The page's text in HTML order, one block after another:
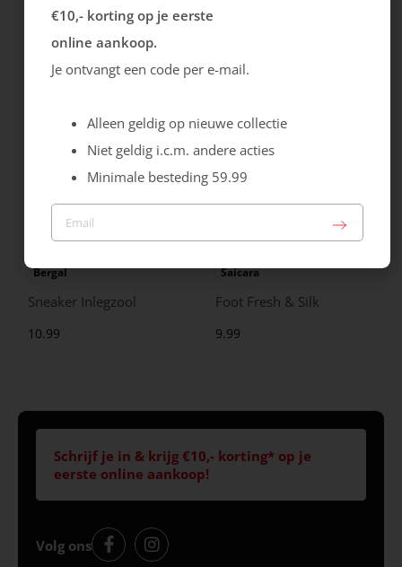
Soft Luxury Inlegzool
21.99
Bergal
Sneaker Inlegzool
10.99
Saicara
Foot Fresh & Silk
9.99
Schrijf je in & krijg €10,- korting* op je
eerste online aankoop!
Volg ons
€10,- korting op je eerste
online aankoop.
Je ontvangt een code per e-mail.
Alleen geldig op nieuwe collectie
Niet geldig i.c.m. andere acties
Minimale besteding 59.99